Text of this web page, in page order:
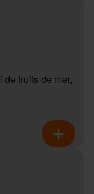
fruits de mer,